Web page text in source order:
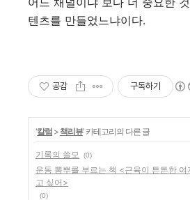
텐츠를 만들었느냐이다.
공감 구독하기
'칼럼 >책리뷰' 카테고리의 다른 글
기록의 쓸모 (0)
운동 뽐뿌를 부르는 책 <근육이 튼튼한 여
고 싶어>
(0)